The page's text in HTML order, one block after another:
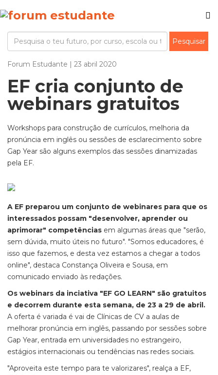
Forum Estudante | 23 abril 2020
EF cria conjunto de
webinars gratuitos
Workshops para construção de currículos, melhoria da
pronúncia em inglês ou sessões de esclarecimento sobre
Gap Year são alguns exemplos das sessões dinamizadas
pela EF.
A EF preparou um conjunto de webinares para que os
interessados possam "desenvolver, aprender ou
aprimorar" competências em algumas áreas que "serão,
sem dúvida, muito úteis no futuro". "Somos educadores, é
isso que fazemos, e desta vez estamos a chegar a todos
online", destaca Constança Oliveira e Sousa, em
comunicado enviado às redações.
Os webinars da inciativa "EF GO LEARN" são gratuitos
e decorrem durante esta semana, de 23 a 29 de abril.
A oferta é variada é vai de Clínicas de CV a aulas de
melhorar pronúncia em inglês, passando por sessões sobre
Gap Year, entrada em universidades no estrangeiro,
estágios internacionais ou tendências nas redes sociais.
"Aproveita este tempo para te valorizares", realça a EF,